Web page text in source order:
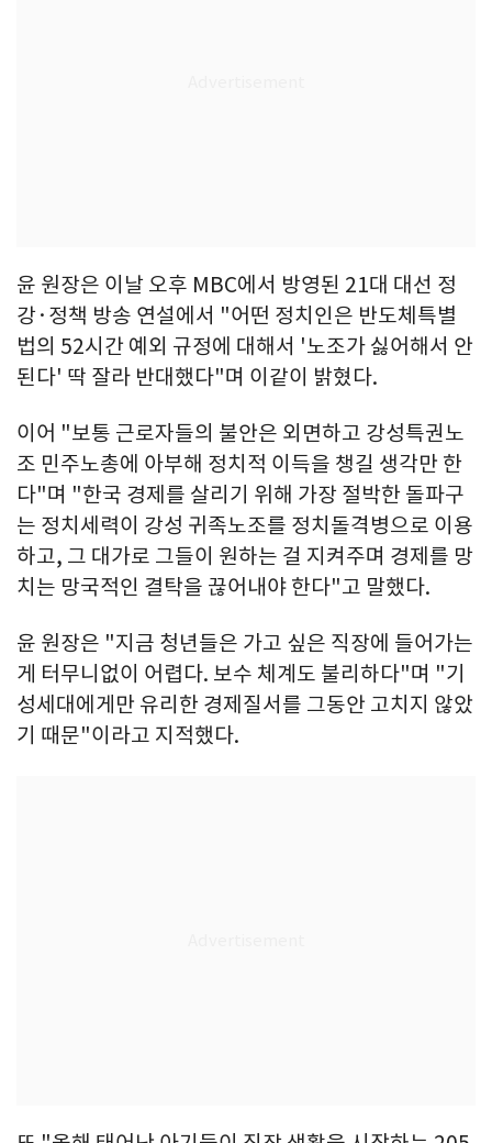
윤 원장은 이날 오후 MBC에서 방영된 21대 대선 정
강·정책 방송 연설에서 "어떤 정치인은 반도체특별
법의 52시간 예외 규정에 대해서 '노조가 싫어해서 안
된다' 딱 잘라 반대했다"며 이같이 밝혔다.
이어 "보통 근로자들의 불안은 외면하고 강성특권노
조 민주노총에 아부해 정치적 이득을 챙길 생각만 한
다"며 "한국 경제를 살리기 위해 가장 절박한 돌파구
는 정치세력이 강성 귀족노조를 정치돌격병으로 이용
하고, 그 대가로 그들이 원하는 걸 지켜주며 경제를 망
치는 망국적인 결탁을 끊어내야 한다"고 말했다.
윤 원장은 "지금 청년들은 가고 싶은 직장에 들어가는
게 터무니없이 어렵다. 보수 체계도 불리하다"며 "기
성세대에게만 유리한 경제질서를 그동안 고치지 않았
기 때문"이라고 지적했다.